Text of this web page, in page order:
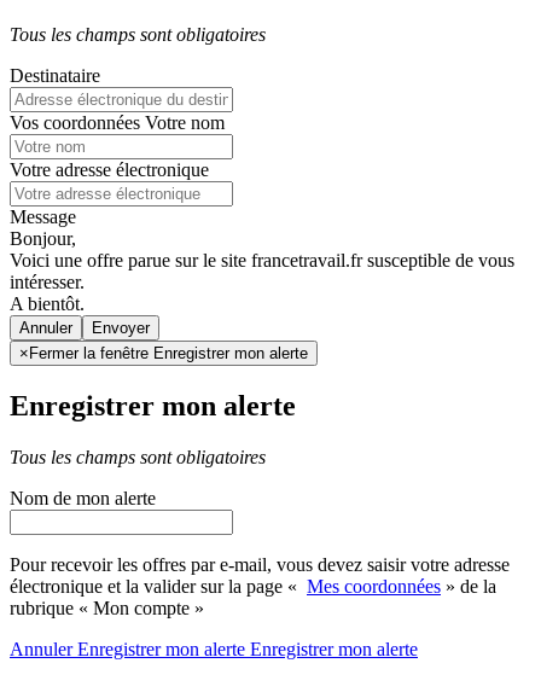
Tous les champs sont obligatoires
Destinataire
Vos coordonnées Votre nom
Votre adresse électronique
Message
Bonjour,
Voici une offre parue sur le site francetravail.fr susceptible de vous
intéresser.
A bientôt.
Annuler
× Fermer la fenêtre Enregistrer mon alerte
Enregistrer mon alerte
Tous les champs sont obligatoires
Nom de mon alerte
Pour recevoir les offres par e-mail, vous devez saisir votre adresse
électronique et la valider sur la page « Mes coordonnées » de la
rubrique « Mon compte »
AnnulerEnregistrer mon alerte Enregistrermon alerte